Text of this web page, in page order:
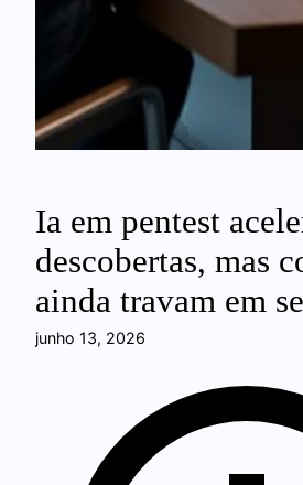
Ia em pentest
descobertas, mas
ainda travam em
junho 13, 2026